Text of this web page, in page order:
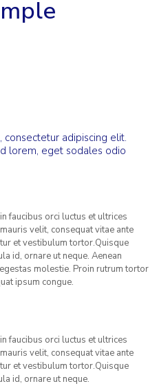
adipiscing elit.
lorem, eget sodales odio
faucibus orci luctus et ultrices
velit, consequat vitae ante
et vestibulum tortor.Quisque
id, ornare ut neque. Aenean
molestie. Proin rutrum tortor
ipsum congue.
faucibus orci luctus et ultrices
velit, consequat vitae ante
et vestibulum tortor.Quisque
id, ornare ut neque.